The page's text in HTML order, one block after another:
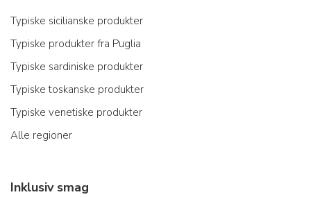
Typiske sicilianske produkter
Typiske produkter fra Puglia
Typiske sardiniske produkter
Typiske toskanske produkter
Typiske venetiske produkter
Alle regioner
Inklusiv smag